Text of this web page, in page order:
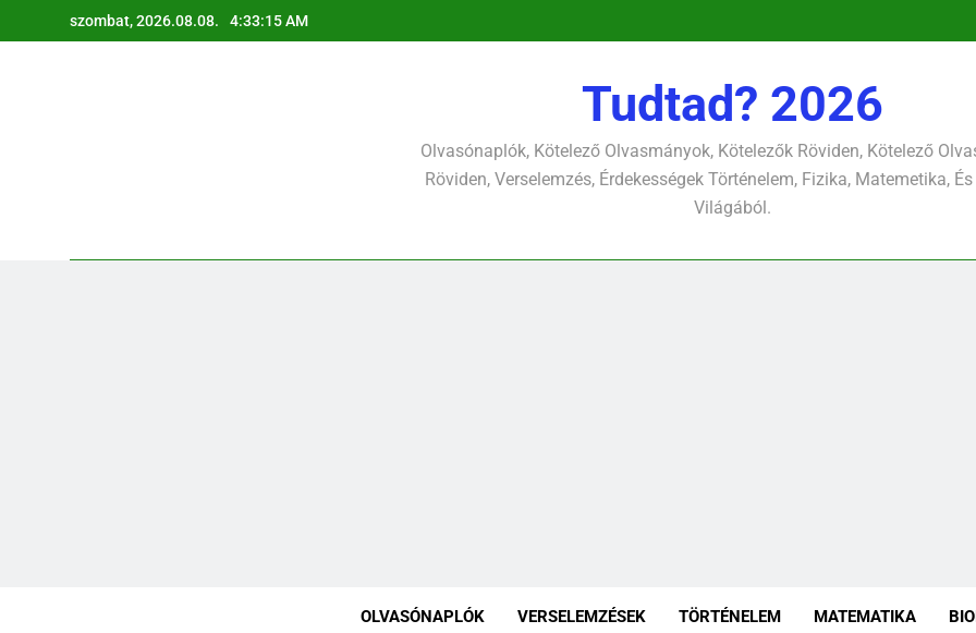
a
szombat, 2026.08.08. 4:33:17 AM
Tudtad? 2026
Olvasónaplók, Kötelező Olvasmányok, Kötelezők Röviden, Kötelező
Röviden, Verselemzés, Érdekességek Történelem, Fizika, Matemetika,
Világából.
OLVASÓNAPLÓK VERSELEMZÉSEK TÖRTÉNELEM MATEMATIKA